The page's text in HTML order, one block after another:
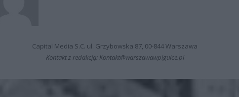
Capital Media S.C. ul. Grzybowska 87, 00-844 Warszawa
Kontakt z redakcją: Kontakt@warszawawpigulce.pl